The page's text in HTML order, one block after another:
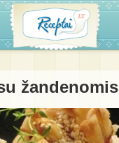
žandenomis